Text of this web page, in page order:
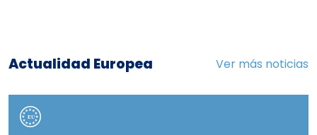
Actualidad Europea Ver más noticias